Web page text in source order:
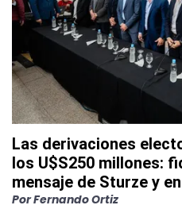
Las derivaciones
los U$S250 millones:
mensaje de Sturze y
PorFernando Ortiz